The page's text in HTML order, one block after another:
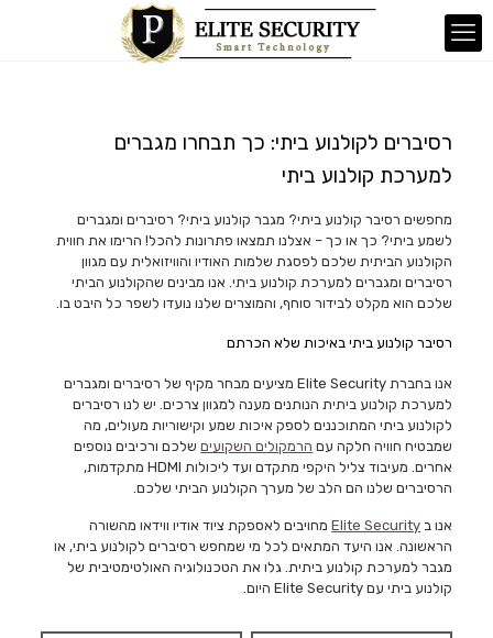
רסיברים לקולנוע ביתי: כך תבחרו מגברים
למערכת קולנוע ביתי
מחפשים רסיבר קולנוע ביתי? מגבר קולנוע ביתי? רסיברים ומגברים
לשמע ביתי? כך או כך – אצלנו תמצאו פתרונות להכל! הרימו את חווית
הקולנוע הביתית שלכם לפסגת שלמות האודיו והוויזואלית עם מגוון
רסיברים ומגברים למערכת קולנוע ביתי. אנו מבינים שהקולנוע הביתי
שלכם הוא מקלט לבידור סוחף, והמוצרים שלנו נועדו לשפר כל היבט בו.
רסיבר קולנוע ביתי באיכות שלא הכרתם
אנו בחברת Elite Security מציעים מבחר מקיף של רסיברים ומגברים
למערכת קולנוע ביתית הנותנים מענה למגוון צרכים. יש לנו רסיברים
לקולנוע ביתי המתוכננים לספק איכות שמע וקישוריות מעולים, מה
שמבטיח חוויה חלקה עם הרמקולים השקועיםשלכם ורכיבים נוספים
אחרים. מעיבוד צליל היקפי מתקדם ועד ליכולות HDMI מתקדמות,
הרסיברים שלנו הם הלב של מערך הקולנוע הביתי שלכם.
אנו ב Elite Securityמחויבים לאספקת ציוד אודיו ווידאו מהשורה
הראשונה. אנו היעד המתאים לכל מי שמחפש רסיברים לקולנוע ביתי, או
מגבר למערכת קולנוע ביתית. גלו את הטכנולוגיה האולטימטיבית של
קולנוע ביתי עם Elite Security היום.